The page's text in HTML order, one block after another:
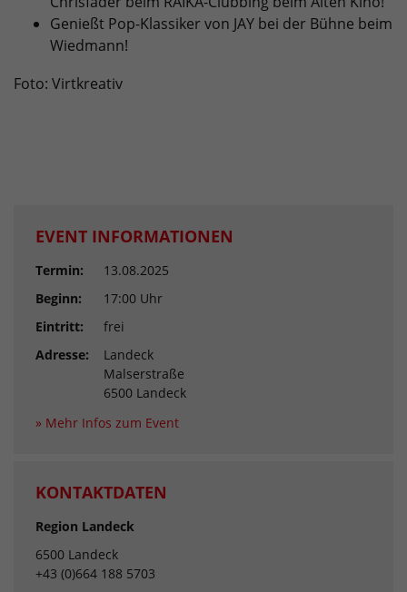
Genießt Pop-Klassiker von JAY bei der Bühne beim
Wiedmann!
Foto: Virtkreativ
EVENT INFORMATIONEN
Termin:
13.08.2025
Beginn:
17:00 Uhr
Eintritt:
frei
Adresse:
Landeck
Malserstraße
6500 Landeck
» Mehr Infos zum Event
KONTAKTDATEN
Region Landeck
6500 Landeck
+43 (0)664 188 5703